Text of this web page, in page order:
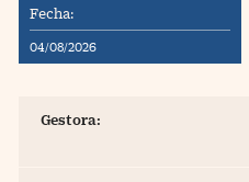
Blogs
Extras
Fecha:
04/08/2026
Gestora: